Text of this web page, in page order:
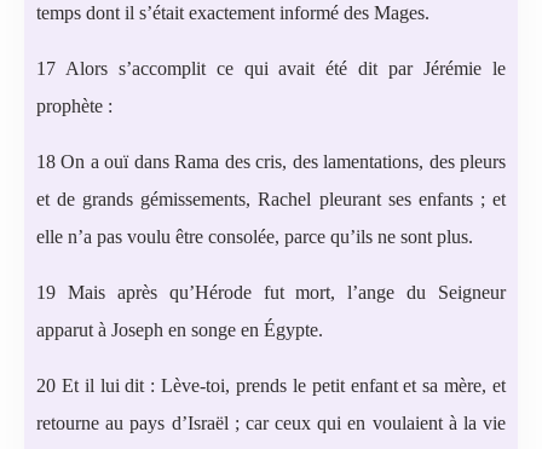
temps dont il s’était exactement informé des Mages.
17 Alors s’accomplit ce qui avait été dit par Jérémie le
prophète :
18 On a ouï dans Rama des cris, des lamentations, des pleurs
et de grands gémissements, Rachel pleurant ses enfants ; et
elle n’a pas voulu être consolée, parce qu’ils ne sont plus.
19 Mais après qu’Hérode fut mort, l’ange du Seigneur
apparut à Joseph en songe en Égypte.
20 Et il lui dit : Lève-toi, prends le petit enfant et sa mère, et
retourne au pays d’Israël ; car ceux qui en voulaient à la vie